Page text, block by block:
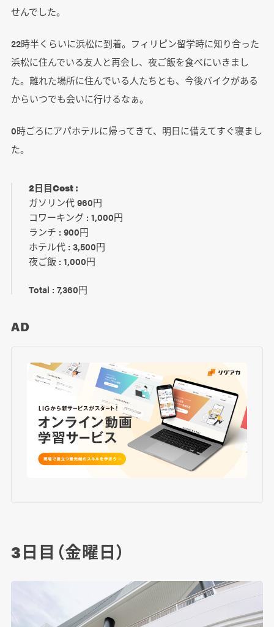
せんでした。
22時半くらいに浜松に到着。フィリピン留学時に知り合った
浜松に住んでいる友人と再会し、夜ご飯を食べにいきまし
た。離れた場所に住んでいる人たちとも、今後バイクがある
からいつでも会いに行けるなぁ。
0時ごろにアパホテルに帰ってきて、明日に備えてすぐ寝まし
た。
2日目Cost :
ガソリン代 960円
コワーキング : 1,000円
ランチ : 900円
ホテル代 : 3,500円
夜ご飯 : 1,000円
Total : 7,360円
AD
3日目（金曜日）